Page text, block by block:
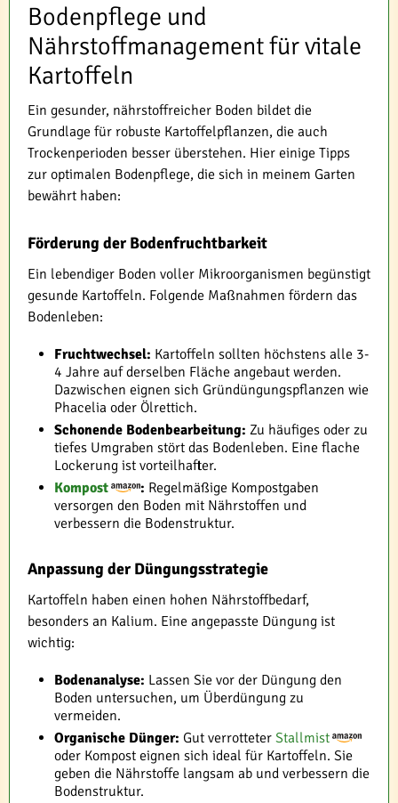
Bodenpflege und
Nährstoffmanagement für vitale
Kartoffeln
Ein gesunder, nährstoffreicher Boden bildet die
Grundlage für robuste Kartoffelpflanzen, die auch
Trockenperioden besser überstehen. Hier einige Tipps
zur optimalen Bodenpflege, die sich in meinem Garten
bewährt haben:
Förderung der Bodenfruchtbarkeit
Ein lebendiger Boden voller Mikroorganismen begünstigt
gesunde Kartoffeln. Folgende Maßnahmen fördern das
Bodenleben:
Fruchtwechsel: Kartoffeln sollten höchstens alle 3-
4 Jahre auf derselben Fläche angebaut werden.
Dazwischen eignen sich Gründüngungspflanzen wie
Phacelia oder Ölrettich.
Schonende Bodenbearbeitung: Zu häufiges oder zu
tiefes Umgraben stört das Bodenleben. Eine flache
Lockerung ist vorteilhafter.
Kompost
: Regelmäßige Kompostgaben
versorgen den Boden mit Nährstoffen und
verbessern die Bodenstruktur.
Anpassung der Düngungsstrategie
Kartoffeln haben einen hohen Nährstoffbedarf,
besonders an Kalium. Eine angepasste Düngung ist
wichtig:
Bodenanalyse: Lassen Sie vor der Düngung den
Boden untersuchen, um Überdüngung zu
vermeiden.
Organische Dünger: Gut verrotteter Stallmist
oder Kompost eignen sich ideal für Kartoffeln. Sie
geben die Nährstoffe langsam ab und verbessern die
Bodenstruktur.